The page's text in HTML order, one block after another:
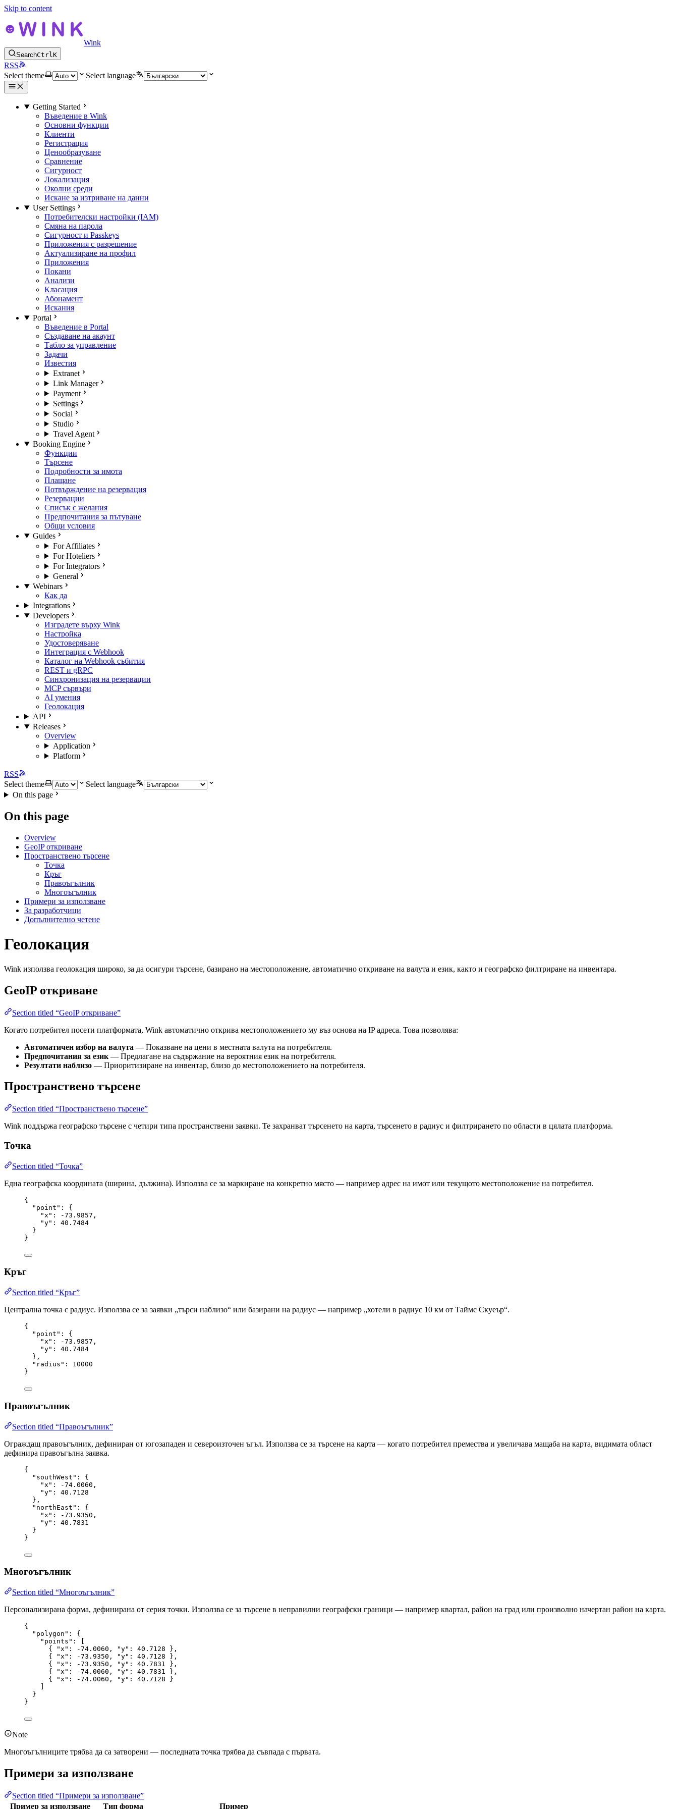
Skip to content
Wink
SearchCtrlK
RSS
Select theme
Select language
Getting Started
Въведение в Wink
Основни функции
Клиенти
Регистрация
Ценообразуване
Сравнение
Сигурност
Локализация
Околни среди
Искане за изтриване на данни
User Settings
Потребителски настройки (IAM)
Смяна на парола
Сигурност и Passkeys
Приложения с разрешение
Актуализиране на профил
Приложения
Покани
Анализи
Класация
Абонамент
Искания
Portal
Въведение в Portal
Създаване на акаунт
Табло за управление
Задачи
Известия
Extranet
Link Manager
Payment
Settings
Social
Studio
Travel Agent
Booking Engine
Функции
Търсене
Подробности за имота
Плащане
Потвърждение на резервация
Резервации
Списък с желания
Предпочитания за пътуване
Общи условия
Guides
For Affiliates
For Hoteliers
For Integrators
General
Webinars
Как да
Integrations
Developers
Изградете върху Wink
Настройка
Удостоверяване
Интеграция с Webhook
Каталог на Webhook събития
REST и gRPC
Синхронизация на резервации
MCP сървъри
AI умения
Геолокация
API
Releases
Overview
Application
Platform
RSS
Select theme
Select language
On this page
On this page
Overview
GeoIP откриване
Пространствено търсене
Точка
Кръг
Правоъгълник
Многоъгълник
Примери за използване
За разработчици
Допълнително четене
Геолокация
Wink използва геолокация широко, за да осигури търсене, базирано на местоположение, автоматично откриване на валута и език, както и географско филтриране на инвентара.
GeoIP откриване
Section titled “GeoIP откриване”
Когато потребител посети платформата, Wink автоматично открива местоположението му въз основа на IP адреса. Това позволява:
Автоматичен избор на валута — Показване на цени в местната валута на потребителя.
Предпочитания за език — Предлагане на съдържание на вероятния език на потребителя.
Резултати наблизо — Приоритизиране на инвентар, близо до местоположението на потребителя.
Пространствено търсене
Section titled “Пространствено търсене”
Wink поддържа географско търсене с четири типа пространствени заявки. Те захранват търсенето на карта, търсенето в радиус и филтрирането по области в цялата платформа.
Точка
Section titled “Точка”
Една географска координата (ширина, дължина). Използва се за маркиране на конкретно място — например адрес на имот или текущото местоположение на потребител.
{
"point" : {
"x" : -73.9857 ,
"y" : 40.7484
}
}
Кръг
Section titled “Кръг”
Централна точка с радиус. Използва се за заявки „търси наблизо“ или базирани на радиус — например „хотели в радиус 10 км от Таймс Скуеър“.
{
"point" : {
"x" : -73.9857 ,
"y" : 40.7484
},
"radius" : 10000
}
Правоъгълник
Section titled “Правоъгълник”
Ограждащ правоъгълник, дефиниран от югозападен и североизточен ъгъл. Използва се за търсене на карта — когато потребител премествa и увеличава мащаба на карта, видимата област
дефинира правоъгълна заявка.
{
"southWest" : {
"x" : -74.0060 ,
"y" : 40.7128
},
"northEast" : {
"x" : -73.9350 ,
"y" : 40.7831
}
}
Многоъгълник
Section titled “Многоъгълник”
Персонализирана форма, дефинирана от серия точки. Използва се за търсене в неправилни географски граници — например квартал, район на град или произволно начертан район на карта.
{
"polygon" : {
"points" : [
{
"x" : -74.0060 , "y" : 40.7128 },
{
"x" : -73.9350 , "y" : 40.7128 },
{
"x" : -73.9350 , "y" : 40.7831 },
{
"x" : -74.0060 , "y" : 40.7831 },
{
"x" : -74.0060 , "y" : 40.7128 }
}
}
Note
Многоъгълниците трябва да са затворени — последната точка трябва да съвпада с първата.
Примери за използване
Section titled “Примери за използване”
Пример за използване
Тип форма Пример